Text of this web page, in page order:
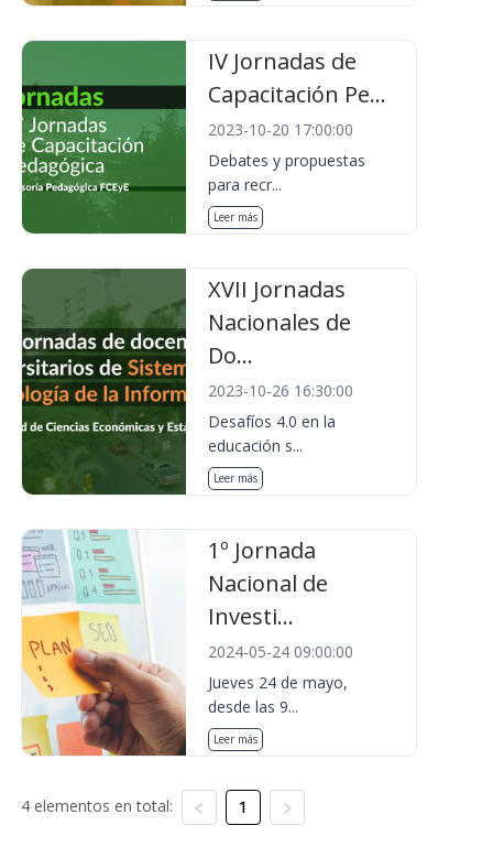
IV Jornadas de
Capacitación Pe...
2023-10-20 17:00:00
Debates y propuestas
para recr...
Leer más
XVII Jornadas
Nacionales de
Do...
2023-10-26 16:30:00
Desafíos 4.0 en la
educación s...
Leer más
1º Jornada
Nacional de
Investi...
2024-05-24 09:00:00
Jueves 24 de mayo,
desde las 9...
Leer más
4 elementos en total: 1